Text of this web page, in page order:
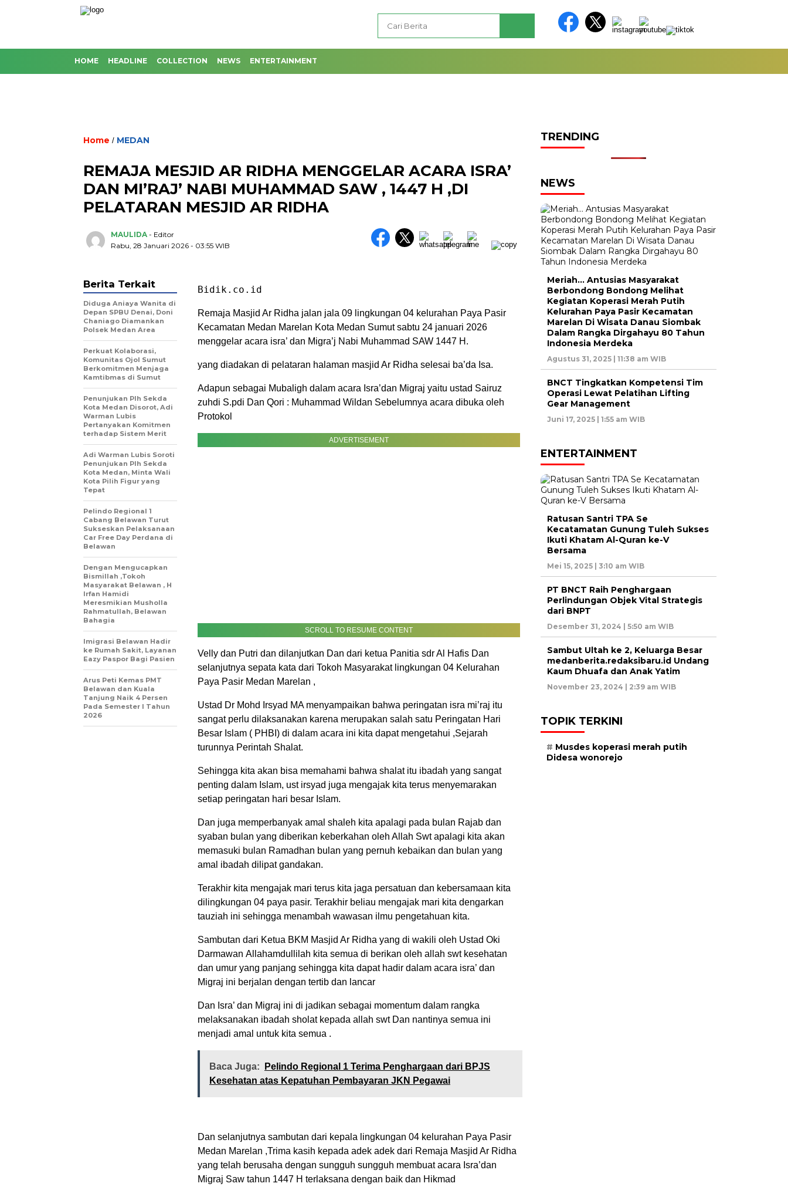
HOME HEADLINE COLLECTION NEWS ENTERTAINMENT
Home / MEDAN
REMAJA MESJID AR RIDHA MENGGELAR ACARA ISRA’
DAN MI’RAJ’ NABI MUHAMMAD SAW , 1447 H ,DI
PELATARAN MESJID AR RIDHA
MAULIDA - Editor
Rabu, 28 Januari 2026 - 03:55 WIB
Bidik.co.id
Remaja Masjid Ar Ridha jalan jala 09 lingkungan 04 kelurahan Paya Pasir
Kecamatan Medan Marelan Kota Medan Sumut sabtu 24 januari 2026
menggelar acara isra’ dan Migra’j Nabi Muhammad SAW 1447 H.
yang diadakan di pelataran halaman masjid Ar Ridha selesai ba’da Isa.
Adapun sebagai Mubaligh dalam acara Isra’dan Migraj yaitu ustad Sairuz
zuhdi S.pdi Dan Qori : Muhammad Wildan Sebelumnya acara dibuka oleh
Protokol
ADVERTISEMENT
SCROLL TO RESUME CONTENT
Velly dan Putri dan dilanjutkan Dan dari ketua Panitia sdr Al Hafis Dan
selanjutnya sepata kata dari Tokoh Masyarakat lingkungan 04 Kelurahan
Paya Pasir Medan Marelan ,
Ustad Dr Mohd Irsyad MA menyampaikan bahwa peringatan isra mi’raj itu
sangat perlu dilaksanakan karena merupakan salah satu Peringatan Hari
Besar Islam ( PHBI) di dalam acara ini kita dapat mengetahui ,Sejarah
turunnya Perintah Shalat.
Sehingga kita akan bisa memahami bahwa shalat itu ibadah yang sangat
penting dalam Islam, ust irsyad juga mengajak kita terus menyemarakan
setiap peringatan hari besar Islam.
Dan juga memperbanyak amal shaleh kita apalagi pada bulan Rajab dan
syaban bulan yang diberikan keberkahan oleh Allah Swt apalagi kita akan
memasuki bulan Ramadhan bulan yang pernuh kebaikan dan bulan yang
amal ibadah dilipat gandakan.
Terakhir kita mengajak mari terus kita jaga persatuan dan kebersamaan kita
dilingkungan 04 paya pasir. Terakhir beliau mengajak mari kita dengarkan
tauziah ini sehingga menambah wawasan ilmu pengetahuan kita.
Sambutan dari Ketua BKM Masjid Ar Ridha yang di wakili oleh Ustad Oki
Darmawan Allahamdullilah kita semua di berikan oleh allah swt kesehatan
dan umur yang panjang sehingga kita dapat hadir dalam acara isra’ dan
Migraj ini berjalan dengan tertib dan lancar
Dan Isra’ dan Migraj ini di jadikan sebagai momentum dalam rangka
melaksanakan ibadah sholat kepada allah swt Dan nantinya semua ini
menjadi amal untuk kita semua .
Baca Juga:
Pelindo Regional 1 Terima Penghargaan dari BPJS
Kesehatan atas Kepatuhan Pembayaran JKN Pegawai
Dan selanjutnya sambutan dari kepala lingkungan 04 kelurahan Paya Pasir
Medan Marelan ,Trima kasih kepada adek adek dari Remaja Masjid Ar Ridha
yang telah berusaha dengan sungguh sungguh membuat acara Isra’dan
Migraj Saw tahun 1447 H terlaksana dengan baik dan Hikmad
Berita Terkait
Diduga Aniaya Wanita di
Depan SPBU Denai, Doni
Chaniago Diamankan
Polsek Medan Area
Perkuat Kolaborasi,
Komunitas Ojol Sumut
Berkomitmen Menjaga
Kamtibmas di Sumut
Penunjukan Plh Sekda
Kota Medan Disorot, Adi
Warman Lubis
Pertanyakan Komitmen
terhadap Sistem Merit
Adi Warman Lubis Soroti
Penunjukan Plh Sekda
Kota Medan, Minta Wali
Kota Pilih Figur yang
Tepat
Pelindo Regional 1
Cabang Belawan Turut
Sukseskan Pelaksanaan
Car Free Day Perdana di
Belawan
Dengan Mengucapkan
Bismillah ,Tokoh
Masyarakat Belawan , H
Irfan Hamidi
Meresmikian Musholla
Rahmatullah, Belawan
Bahagia
Imigrasi Belawan Hadir
ke Rumah Sakit, Layanan
Eazy Paspor Bagi Pasien
Arus Peti Kemas PMT
Belawan dan Kuala
Tanjung Naik 4 Persen
Pada Semester I Tahun
2026
TRENDING
NEWS
Meriah… Antusias Masyarakat
Berbondong Bondong Melihat
Kegiatan Koperasi Merah Putih
Kelurahan Paya Pasir Kecamatan
Marelan Di Wisata Danau Siombak
Dalam Rangka Dirgahayu 80 Tahun
Indonesia Merdeka
Agustus 31, 2025 | 11:38 am WIB
BNCT Tingkatkan Kompetensi Tim
Operasi Lewat Pelatihan Lifting
Gear Management
Juni 17, 2025 | 1:55 am WIB
ENTERTAINMENT
Ratusan Santri TPA Se
Kecatamatan Gunung Tuleh Sukses
Ikuti Khatam Al-Quran ke-V
Bersama
Mei 15, 2025 | 3:10 am WIB
PT BNCT Raih Penghargaan
Perlindungan Objek Vital Strategis
dari BNPT
Desember 31, 2024 | 5:50 am WIB
Sambut Ultah ke 2, Keluarga Besar
medanberita.redaksibaru.id Undang
Kaum Dhuafa dan Anak Yatim
November 23, 2024 | 2:39 am WIB
TOPIK TERKINI
Musdes koperasi merah putih
Didesa wonorejo